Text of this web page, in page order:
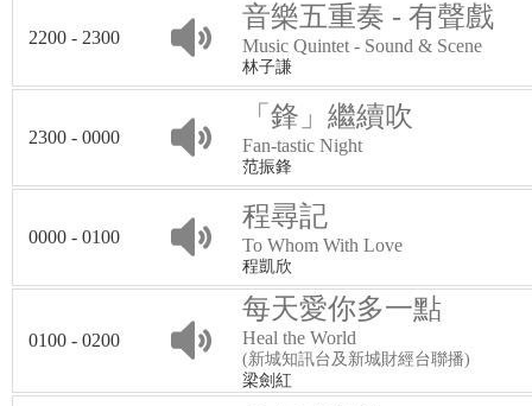
2200 - 2300
音樂五重奏 - 有聲戲
Music Quintet - Sound & Scene
林子謙
2300 - 0000
「鋒」繼續吹
Fan-tastic Night
范振鋒
0000 - 0100
程尋記
To Whom With Love
程凱欣
0100 - 0200
每天愛你多一點
Heal the World
(新城知訊台及新城財經台聯播)
梁劍紅